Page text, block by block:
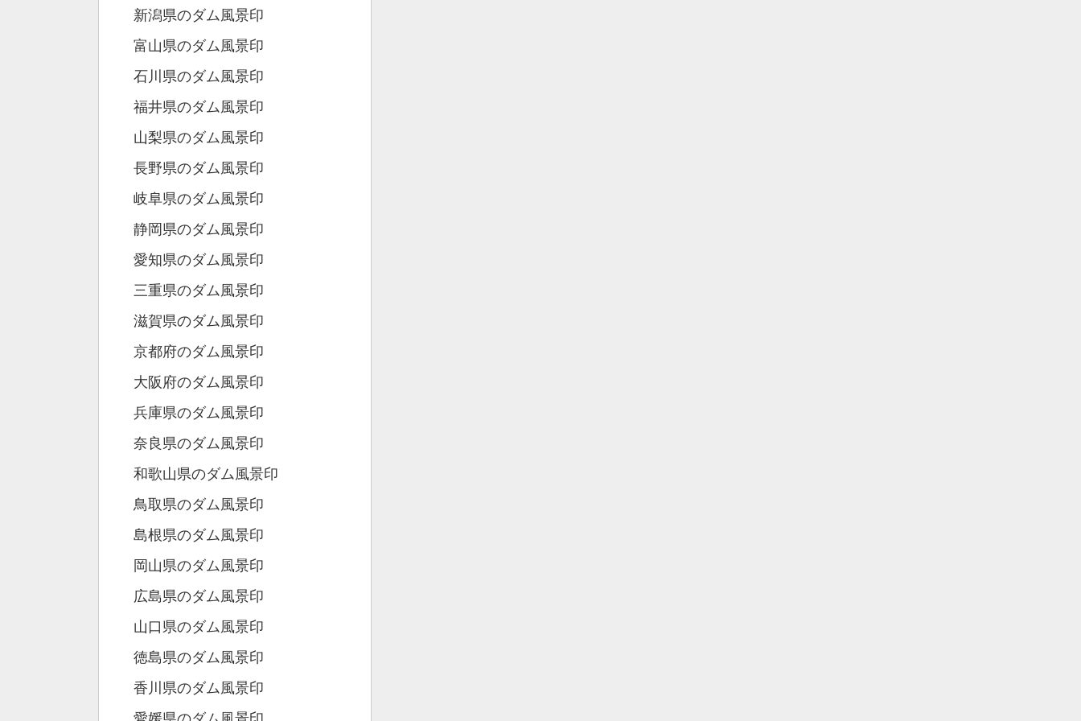
新潟県のダム風景印
富山県のダム風景印
石川県のダム風景印
福井県のダム風景印
山梨県のダム風景印
長野県のダム風景印
岐阜県のダム風景印
静岡県のダム風景印
愛知県のダム風景印
三重県のダム風景印
滋賀県のダム風景印
京都府のダム風景印
大阪府のダム風景印
兵庫県のダム風景印
奈良県のダム風景印
和歌山県のダム風景印
鳥取県のダム風景印
島根県のダム風景印
岡山県のダム風景印
広島県のダム風景印
山口県のダム風景印
徳島県のダム風景印
香川県のダム風景印